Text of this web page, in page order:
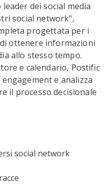
dei social media
social network",
progettata per i
ottenere informazioni
allo stesso tempo.
e calendario, Postific
e analizza
il processo decisionale
social network